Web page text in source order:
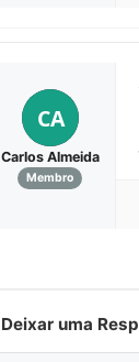
CA
Carlos Almeida
Membro
Deixar uma